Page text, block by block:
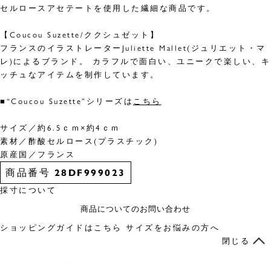
セルロースアセテートを使用した繊細な商品です。
【Coucou Suzette/ククシュゼット】
フランスのイラストレーターJuliette Mallet(ジュリエット・マ
レ)によるブランド。 カラフルで面白い、ユニークで楽しい、キ
ッチュなアイテムを制作しています。
■“Coucou Suzette”シリーズは こちら
サイズ／約6.5ｃｍ×約4ｃｍ
素材／酢酸セルロース(プラスチック)
原産国／フランス
商品番号 28DF999023
採寸について
商品についてのお問い合わせ
ショッピングガイドはこちら
サイズをお悩みの方へ
閉じる